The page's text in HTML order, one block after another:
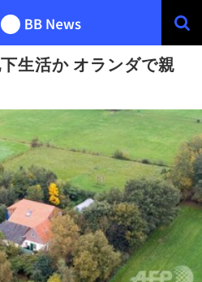
生活か オランダで親